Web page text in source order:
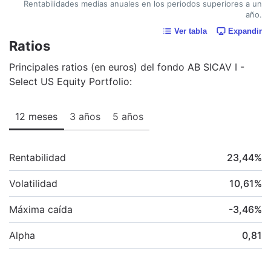
Rentabilidades medias anuales en los periodos superiores a un
año.
Ver tabla Expandir
Ratios
Principales ratios (en euros) del fondo AB SICAV I -
Select US Equity Portfolio:
12 meses 3 años 5 años
Rentabilidad 23,44%
Volatilidad 10,61%
Máxima caída -3,46%
Alpha 0,81